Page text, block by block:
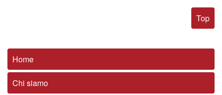
Top
Home
Chi siamo